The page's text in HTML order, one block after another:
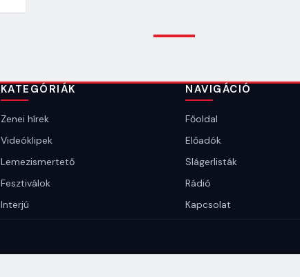
KATEGÓRIÁK
Zenei hírek
Videóklipek
Lemezismertető
Fesztiválok
Interjú
NAVIGÁCIÓ
Főoldal
Előadók
Slágerlisták
Rádió
Kapcsolat